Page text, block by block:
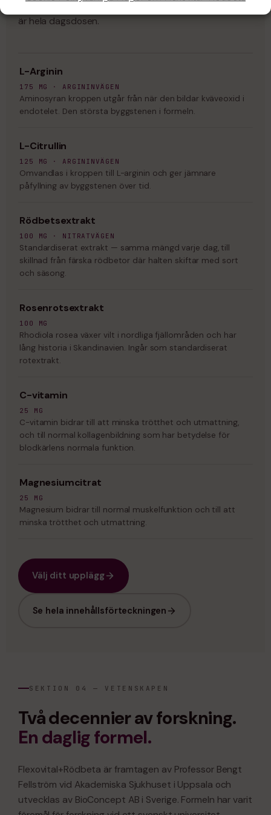
Ingenting gömt bakom ”proprietär blandning”. Det här
är hela dagsdosen.
L-Arginin
175 MG · ARGININVÄGEN
Aminosyran kroppen utgår från när den bildar kväveoxid i
endotelet. Den största byggstenen i formeln.
L-Citrullin
125 MG · ARGININVÄGEN
Omvandlas i kroppen till L-arginin och ger jämnare
påfyllning av byggstenen över tid.
Rödbetsextrakt
100 MG · NITRATVÄGEN
Standardiserat extrakt — samma mängd varje dag, till
skillnad från färska rödbetor där halten skiftar med sort
och säsong.
Rosenrotsextrakt
100 MG
Rhodiola rosea växer vilt i nordliga fjällområden och har
lång historia i Skandinavien. Ingår som standardiserat
rotextrakt.
C-vitamin
25 MG
C-vitamin bidrar till att minska trötthet och utmattning,
och till normal kollagenbildning som har betydelse för
blodkärlens normala funktion.
Magnesiumcitrat
25 MG
Magnesium bidrar till normal muskelfunktion och till att
minska trötthet och utmattning.
Välj ditt upplägg
Se hela innehållsförteckningen
SEKTION 04 — VETENSKAPEN
Två decennier av forskning.
En daglig formel.
Flexovital+Rödbeta är framtagen av Professor Bengt
Fellström vid Akademiska Sjukhuset i Uppsala och
utvecklas av BioConcept AB i Sverige. Formeln har varit